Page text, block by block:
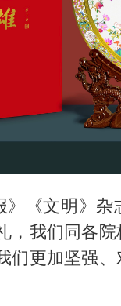
文明》杂
，我们同各
们更加坚强